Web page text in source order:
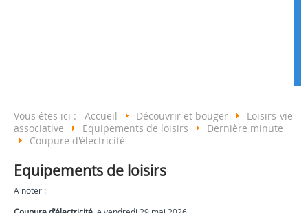
Vous êtes ici : Accueil Découvrir et bouger
Loisirs-vie
associative
Equipements de loisirs
Dernière minute
Coupure d'électricité
Equipements de loisirs
A noter :